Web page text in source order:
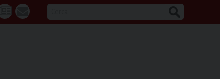
La webmail